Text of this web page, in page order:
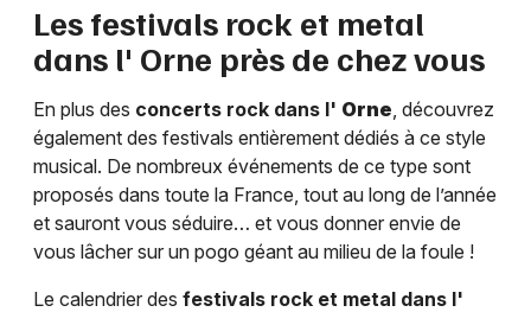
Les festivals rock et metal
dans l' Orne près de chez vous
En plus des concerts rock dans l' Orne, découvrez
également des festivals entièrement dédiés à ce style
musical. De nombreux événements de ce type sont
proposés dans toute la France, tout au long de l’année
et sauront vous séduire… et vous donner envie de
vous lâcher sur un pogo géant au milieu de la foule !
Le calendrier des festivals rock et metal dans l'